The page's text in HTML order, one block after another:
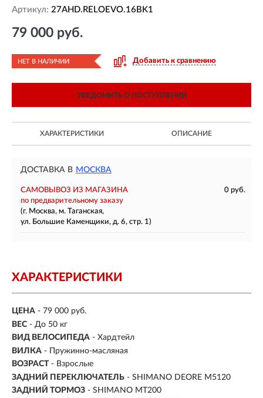
Артикул: 27AHD.RELOEVO.16BK1
79 000 руб.
НЕТ В НАЛИЧИИ Добавить к сравнению
УВЕДОМИТЬ О ПОСТУПЛЕНИИ
ХАРАКТЕРИСТИКИ ОПИСАНИЕ
ДОСТАВКА В МОСКВА
САМОВЫВОЗ ИЗ МАГАЗИНА
0 руб.
по предварительному заказу
(г. Москва, м. Таганская,
ул. Большие Каменщики, д. 6, стр. 1)
ХАРАКТЕРИСТИКИ
ЦЕНА - 79 000 руб.
ВЕС - До 50 кг
ВИД ВЕЛОСИПЕДА - Хардтейл
ВИЛКА - Пружинно-масляная
ВОЗРАСТ - Взрослые
ЗАДНИЙ ПЕРЕКЛЮЧАТЕЛЬ - SHIMANO DEORE M5120
ЗАДНИЙ ТОРМОЗ - SHIMANO MT200